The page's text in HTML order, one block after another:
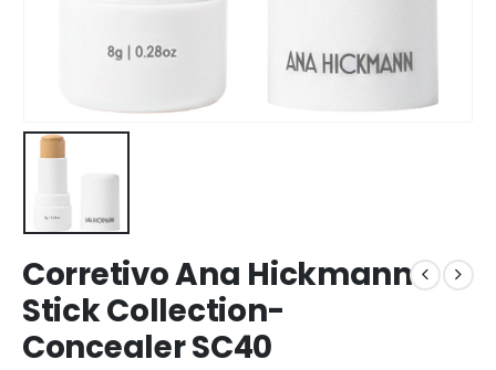
Corretivo Ana Hickmann
Stick Collection-
Concealer SC40